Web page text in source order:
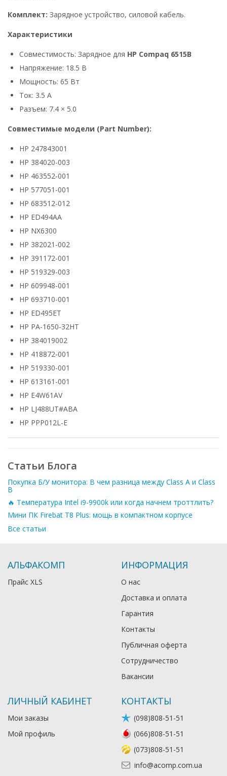
Комплект: Зарядное устройство, силовой кабель.
Характеристики
Совместимость: Зарядное для HP Compaq 6515B
Напряжение: 18.5 В
Мощность: 65 Вт
Ток: 3.5 А
Разъем: 7.4 × 5.0
Совместимые модели (Part Number):
HP 247843001
HP 384020-003
HP 463552-001
HP 577051-001
HP 683512-012
HP ED494AA
HP NX6300
HP 382021-002
HP 391172-001
HP 519329-003
HP 609948-001
HP 693710-001
HP ED495ET
HP PA-1650-32HT
HP 384019002
HP 418872-001
HP 519330-001
HP 613161-001
HP E4W61AV
HP LJ488UT#ABA
HP PPP012L-E
Статьи Блога
Покупка Б/У монитора: В чем разница между Class A и Class
B
🔥 Температура Intel i9-9900k или когда начнем троттлить?
Мини ПК Firebat T8 Plus: мощь в компактном корпусе
Все статьи
АЛЬФАКОМП
Прайс XLS
ИНФОРМАЦИЯ
О нас
Доставка и оплата
Гарантия
Контакты
Публичная оферта
Сотрудничество
Вакансии
ЛИЧНЫЙ КАБИНЕТ
Мои заказы
Мой профиль
КОНТАКТЫ
(098)808-51-51
(066)808-51-51
(073)808-51-51
info@acomp.com.ua